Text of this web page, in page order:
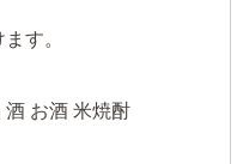
す。
お酒 米焼酎